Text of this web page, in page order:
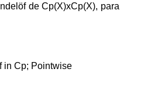
de Cp(X)xCp(X), para
in Cp; Pointwise